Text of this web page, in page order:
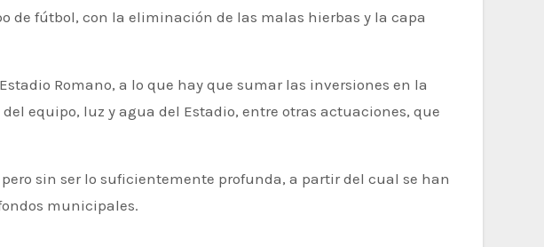
de fútbol, con la eliminación de las malas hierbas y la capa
Romano, a lo que hay que sumar las inversiones en la
equipo, luz y agua del Estadio, entre otras actuaciones, que
sin ser lo suficientemente profunda, a partir del cual se han
municipales.